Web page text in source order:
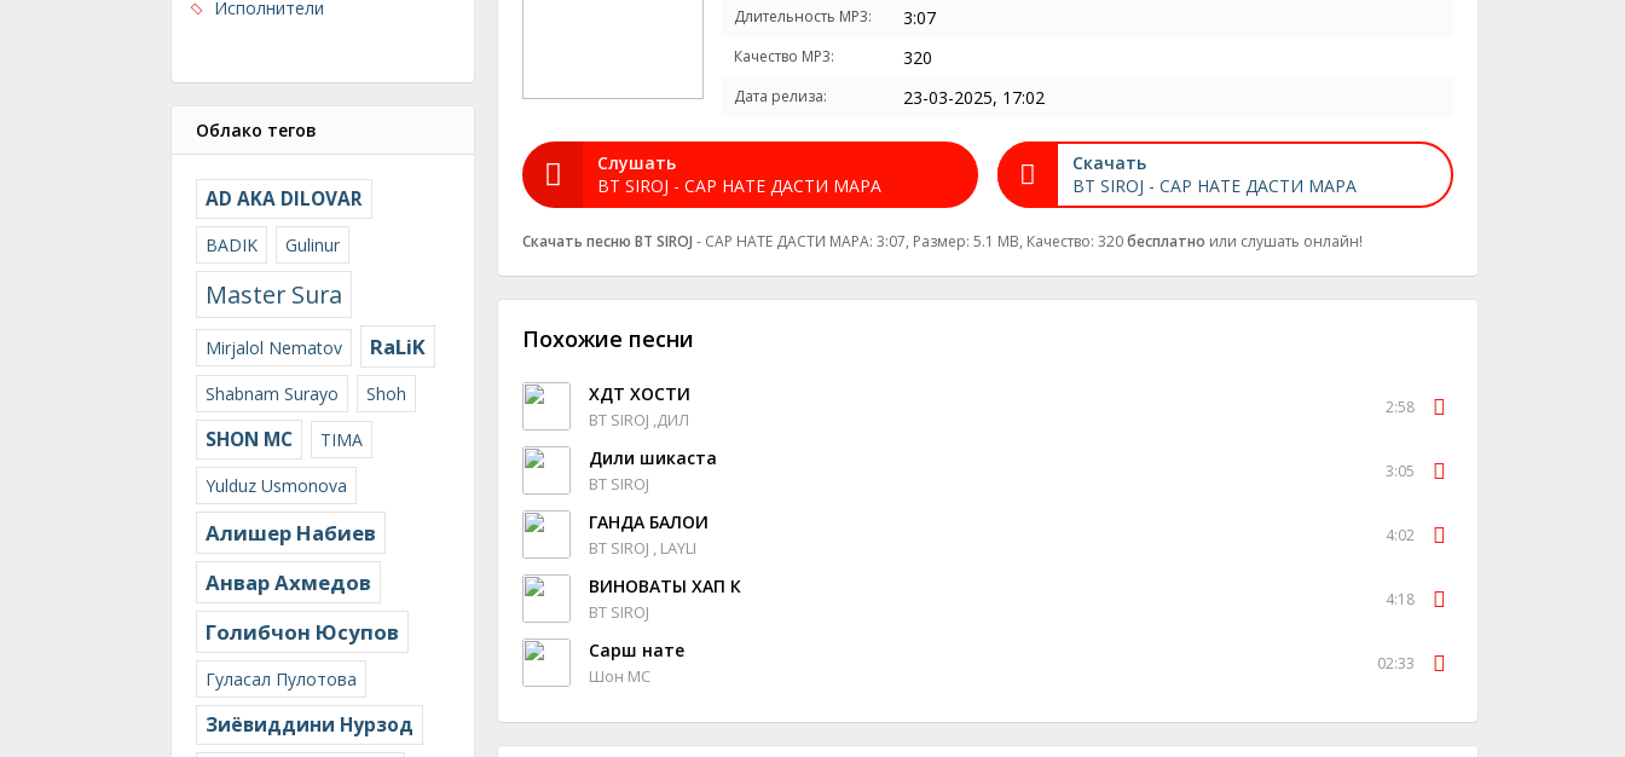
Исполнители
Облако тегов
AD AKA DILOVAR
BADIK Gulinur
Master Sura
Mirjalol Nematov RaLiK
Shabnam Surayo Shoh
SHON MC
TIMA
Yulduz Usmonova
Алишер Набиев
Анвар Ахмедов
Голибчон Юсупов
Гуласал Пулотова
Зиёвиддини Нурзод
Длительность MP3: 3:07
Качество MP3: 320
Дата релиза: 23-03-2025, 17:02
Слушать
BT SIROJ - САР НАТЕ ДАСТИ МАРА
Скачать
BT SIROJ - САР НАТЕ ДАСТИ МАРА
Скачать песню BT SIROJ - САР НАТЕ ДАСТИ МАРА: 3:07, Размер: 5.1 MB, Качество: 320бесплатно или слушать онлайн!
Похожие песни
ХДТ ХОСТИ
BT SIROJ ,ДИЛ
2:58
Дили шикаста
BT SIROJ
3:05
ГАНДА БАЛОИ
BT SIROJ , LAYLI
4:02
ВИНОВАТЫ ХАП К
BT SIROJ
4:18
Сарш нате
Шон МС
02:33